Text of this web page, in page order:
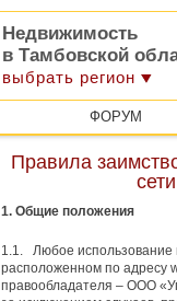
Недвижимость
в Тамбовской
выбрать регион
ФОРУМ
Правила
1. Общие положения
1.1. Любое использование
расположенном по адресу
правообладателя – ООО